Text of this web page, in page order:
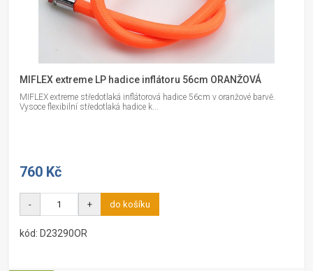
MIFLEX extreme LP hadice inflátoru 56cm ORANŽOVÁ
MIFLEX extreme středotlaká inflátorová hadice 56cm v oranžové barvě.
Vysoce flexibilní středotlaká hadice k...
760 Kč
- + do košíku
kód: D23290OR